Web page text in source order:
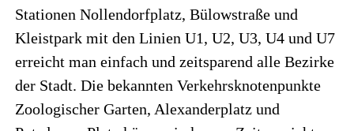
Stationen Nollendorfplatz, Bülowstraße und
Kleistpark mit den Linien U1, U2, U3, U4 und U7
erreicht man einfach und zeitsparend alle Bezirke
der Stadt. Die bekannten Verkehrsknotenpunkte
Zoologischer Garten, Alexanderplatz und